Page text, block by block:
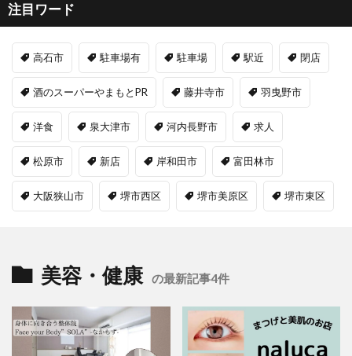
注目ワード
高石市 駐車場有 駐車場 駅近 閉店
酒のスーパーやまもとPR 藤井寺市 羽曳野市
洋食 泉大津市 河内長野市 求人
松原市 新店 岸和田市 富田林市
大阪狭山市 堺市西区 堺市美原区 堺市東区
美容・健康 の最新記事4件